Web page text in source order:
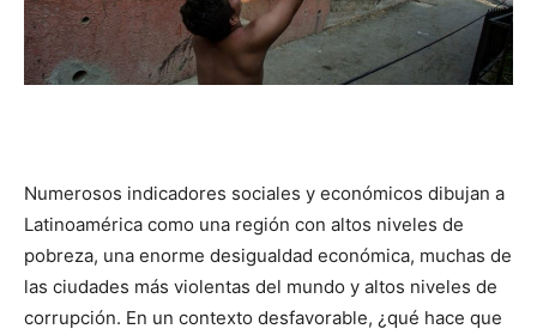
Numerosos indicadores sociales y económicos dibujan a
Latinoamérica como una región con altos niveles de
pobreza, una enorme desigualdad económica, muchas de
las ciudades más violentas del mundo y altos niveles de
corrupción. En un contexto desfavorable, ¿qué hace que